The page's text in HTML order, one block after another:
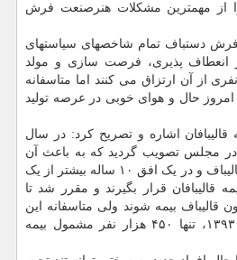
از مهمترین مشکلات هنرصنعت فرش
فرش دستباف تمام شاخصهای سیاستهای
انعطاف پذیری، فرصت سازی و مولد
از آن ارتزاق می کنند اما متاسفانه
حال و هوای خوبی در عرصه تولید
قالیبافان اشاره و تصریح کرد: در سال
در مجلس تصویب گردید که به باعث آن
هر سال ۱۰۰ هزار هنرمند قالیباف و در یک افق ۱۰ ساله بیشتر از یک
قالیبافان قرار بگیرند و مقرر شد تا
میلیون قالیباف بیمه شوند ولی متاسفانه این
امر محقق نشد و تا سال ۱۳۹۳، تنها ۴۵۰ هزار نفر مشمول بیمه